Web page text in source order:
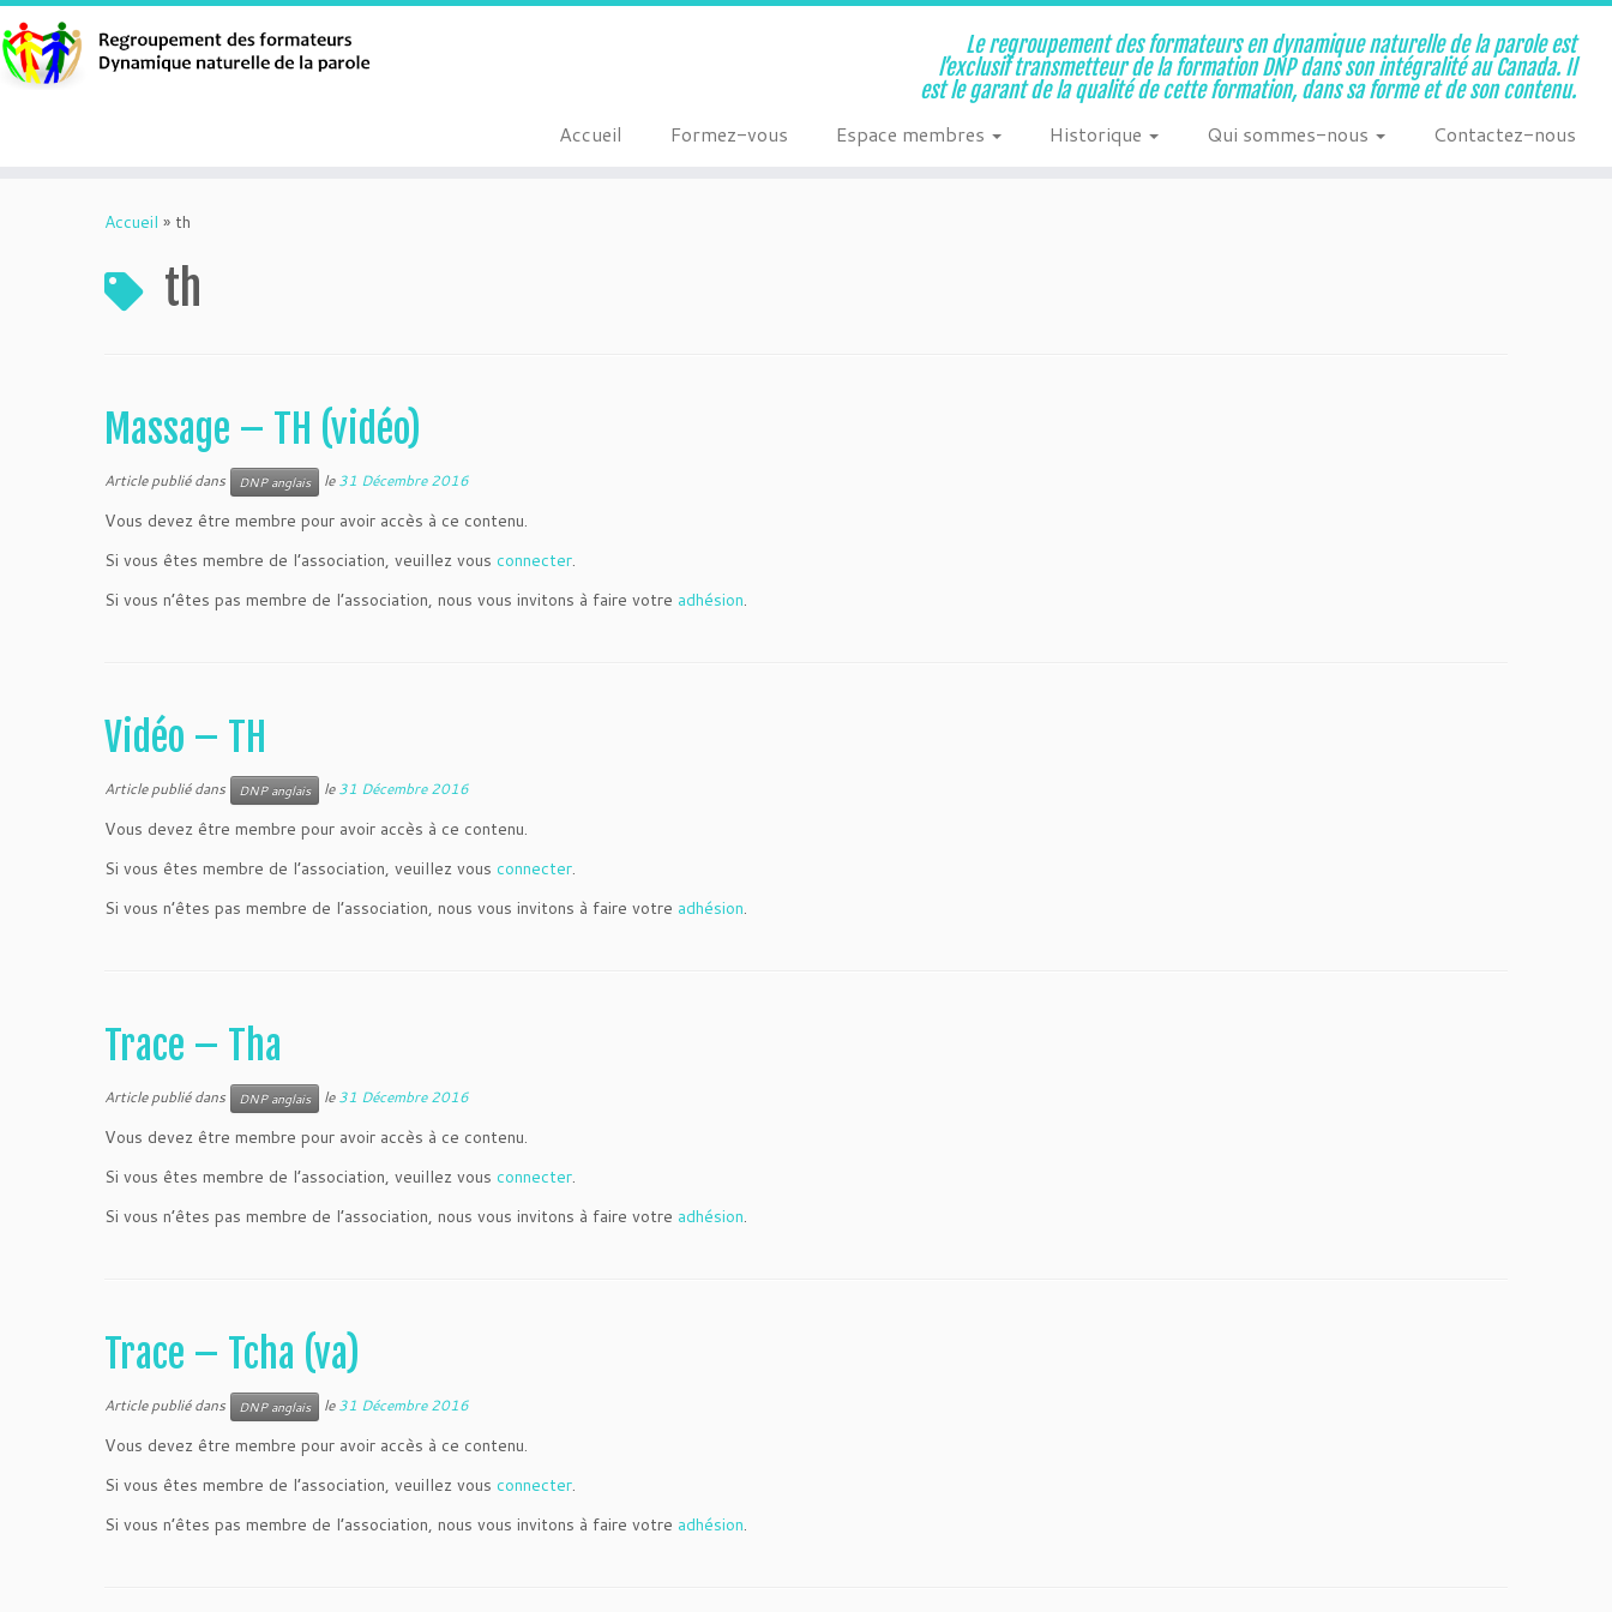
Le regroupement des formateurs en dynamique naturelle de la parole est
l’exclusif transmetteur de la formation DNP dans son intégralité au Canada. Il
est le garant de la qualité de cette formation, dans sa forme et de son contenu.
Accueil Formez-vous Espace membres Historique Qui sommes-nous Contactez-nous
Accueil » th
th
Massage – TH (vidéo)
Article publié dans DNP anglais le31 Décembre 2016
Vous devez être membre pour avoir accès à ce contenu.
Si vous êtes membre de l’association, veuillez vous connecter.
Si vous n’êtes pas membre de l’association, nous vous invitons à faire votre adhésion.
Vidéo – TH
Article publié dans DNP anglais le31 Décembre 2016
Vous devez être membre pour avoir accès à ce contenu.
Si vous êtes membre de l’association, veuillez vous connecter.
Si vous n’êtes pas membre de l’association, nous vous invitons à faire votre adhésion.
Trace – Tha
Article publié dans DNP anglais le31 Décembre 2016
Vous devez être membre pour avoir accès à ce contenu.
Si vous êtes membre de l’association, veuillez vous connecter.
Si vous n’êtes pas membre de l’association, nous vous invitons à faire votre adhésion.
Trace – Tcha (va)
Article publié dans DNP anglais le31 Décembre 2016
Vous devez être membre pour avoir accès à ce contenu.
Si vous êtes membre de l’association, veuillez vous connecter.
Si vous n’êtes pas membre de l’association, nous vous invitons à faire votre adhésion.